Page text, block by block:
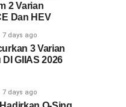
2 Varian
Dan HEV
7 days ago
3 Varian
GIIAS 2026
7 days ago